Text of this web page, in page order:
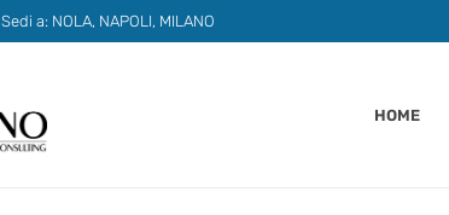
Sedi a: NOLA, NAPOLI, MILANO
HOME